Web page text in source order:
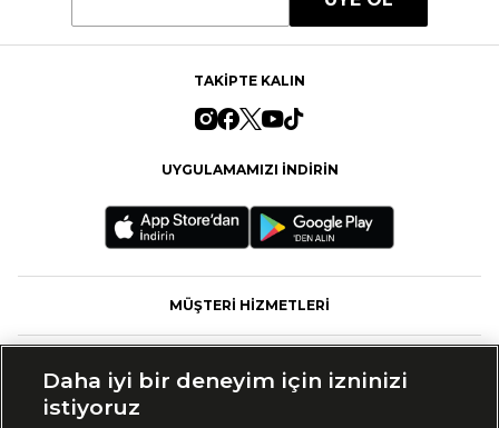
TAKİPTE KALIN
UYGULAMAMIZI İNDİRİN
MÜŞTERİ HİZMETLERİ
Daha iyi bir deneyim için izninizi
istiyoruz